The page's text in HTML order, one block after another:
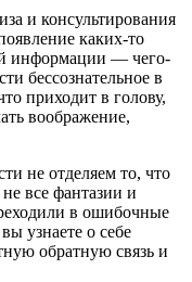
и консультирования
каких-то
информации — чего-
бессознательное в
приходит в голову,
воображение,
не отделяем то, что
все фантазии и
в ошибочные
узнаете о себе
обратную связь и